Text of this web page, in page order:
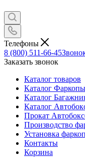
Телефоны
8 (800) 511-66-45
Заказать звонок
Каталог товаров
Каталог Фаркопы
Каталог
Каталог
Прокат
Производство
Установка
Контакты
Корзина